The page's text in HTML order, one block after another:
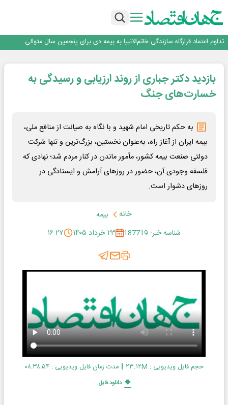
هم‌افزایی تامین سرمایه تمدن و رسانه‌ها برای توسعه بازار سرمایه
تداوم اعتماد قرارگاه سازندگی خاتم‌الانبیا به بیمه دی برای پنجمین سال متوالی
آموزش بر مبنای نیاز بازار کار؛ محور اصلی طرح مهارت‌آموزی سربازان
هم‌افزایی تامین سرمایه تمدن و رسانه‌ها برای توسعه بازار سرمایه
اعتماد، مهم‌ترین سرمایه بانک و رسانه است
بازدید دکتر جباری از روند ارزیابی و رسیدگی به
خسارت‌های جنگ
به حکم تاریخی امام شهید و با نگاه به صیانت از منافع ملی،
بیمه ایران از آغاز راه، به‌عنوان نخستین، بزرگ‌ترین و تنها شرکت
دولتی صنعت بیمه کشور، مأمور ماندن در کنار مردم شد؛ نهادی که
فلسفه وجودی آن، حضور در روزهای آرامش و ایستادگی در
روزهای دشوار است.
خانه
بیمه
شناسه خبر: 187719
۲۳ خرداد ۱۴۰۵ ۱۶:۲۷
حجم فایل ویدیویی : ۲۳.۱۲M مدت زمان فایل ویدیویی : ۰۸:۳۸:۵۴
دانلود فایل